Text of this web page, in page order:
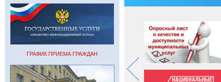
ГРАФИК ПРИЕМА ГРАЖДАН